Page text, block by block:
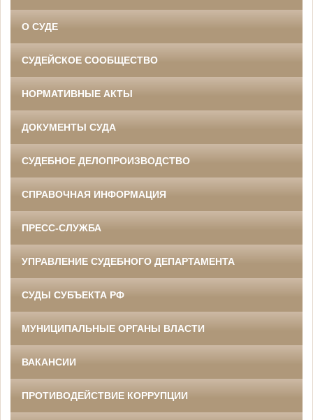
О СУДЕ
СУДЕЙСКОЕ СООБЩЕСТВО
НОРМАТИВНЫЕ АКТЫ
ДОКУМЕНТЫ СУДА
СУДЕБНОЕ ДЕЛОПРОИЗВОДСТВО
СПРАВОЧНАЯ ИНФОРМАЦИЯ
ПРЕСС-СЛУЖБА
УПРАВЛЕНИЕ СУДЕБНОГО ДЕПАРТАМЕНТА
СУДЫ СУБЪЕКТА РФ
МУНИЦИПАЛЬНЫЕ ОРГАНЫ ВЛАСТИ
ВАКАНСИИ
ПРОТИВОДЕЙСТВИЕ КОРРУПЦИИ